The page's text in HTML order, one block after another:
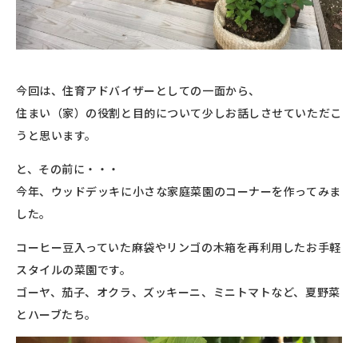
今回は、住育アドバイザーとしての一面から、
住まい（家）の役割と目的について少しお話しさせていただこ
うと思います。
と、その前に・・・
今年、ウッドデッキに小さな家庭菜園のコーナーを作ってみま
した。
コーヒー豆入っていた麻袋やリンゴの木箱を再利用したお手軽
スタイルの菜園です。
ゴーヤ、茄子、オクラ、ズッキーニ、ミニトマトなど、夏野菜
とハーブたち。